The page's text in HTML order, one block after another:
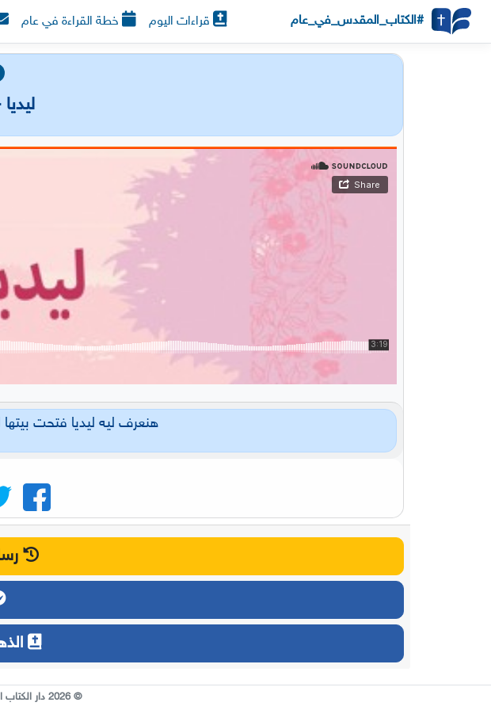
#الكتاب_المقدس_في_عام قراءات اليوم خطة القراءة في عام
هنعرف ليه ليديا فتحت
© 2026 دار الكتاب المقدس - The Bible Society of Egypt
لتجربة أفضل في استخدام
تحميل التطبيق على تليفونك.
لا تعرض